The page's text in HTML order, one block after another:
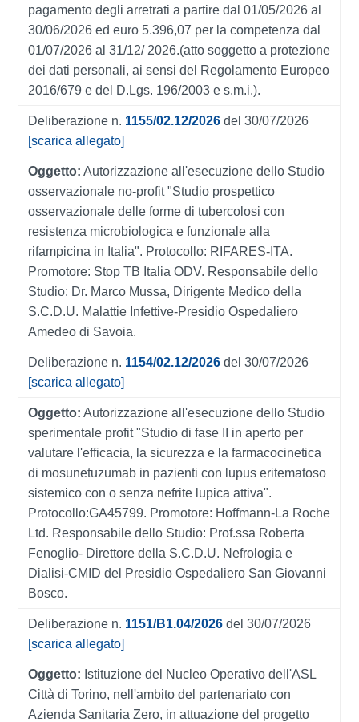
pagamento degli arretrati a partire dal 01/05/2026 al
30/06/2026 ed euro 5.396,07 per la competenza dal
01/07/2026 al 31/12/ 2026.(atto soggetto a protezione
dei dati personali, ai sensi del Regolamento Europeo
2016/679 e del D.Lgs. 196/2003 e s.m.i.).
Deliberazione n. 1155/02.12/2026 del 30/07/2026
[scarica allegato]
Oggetto: Autorizzazione all'esecuzione dello Studio
osservazionale no-profit "Studio prospettico
osservazionale delle forme di tubercolosi con
resistenza microbiologica e funzionale alla
rifampicina in Italia". Protocollo: RIFARES-ITA.
Promotore: Stop TB Italia ODV. Responsabile dello
Studio: Dr. Marco Mussa, Dirigente Medico della
S.C.D.U. Malattie Infettive-Presidio Ospedaliero
Amedeo di Savoia.
Deliberazione n. 1154/02.12/2026 del 30/07/2026
[scarica allegato]
Oggetto: Autorizzazione all'esecuzione dello Studio
sperimentale profit "Studio di fase II in aperto per
valutare l'efficacia, la sicurezza e la farmacocinetica
di mosunetuzumab in pazienti con lupus eritematoso
sistemico con o senza nefrite lupica attiva".
Protocollo:GA45799. Promotore: Hoffmann-La Roche
Ltd. Responsabile dello Studio: Prof.ssa Roberta
Fenoglio- Direttore della S.C.D.U. Nefrologia e
Dialisi-CMID del Presidio Ospedaliero San Giovanni
Bosco.
Deliberazione n. 1151/B1.04/2026 del 30/07/2026
[scarica allegato]
Oggetto: Istituzione del Nucleo Operativo dell'ASL
Città di Torino, nell'ambito del partenariato con
Azienda Sanitaria Zero, in attuazione del progetto